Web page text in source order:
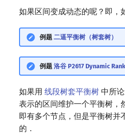
如果区间变成动态的呢？即，
例题 二逼平衡树（树套树）
例题 洛谷 P2617 Dynamic
如果用 线段树套平衡树 中所
表示的区间维护一个平衡树，
即有多个节点，但是平衡树并
的．